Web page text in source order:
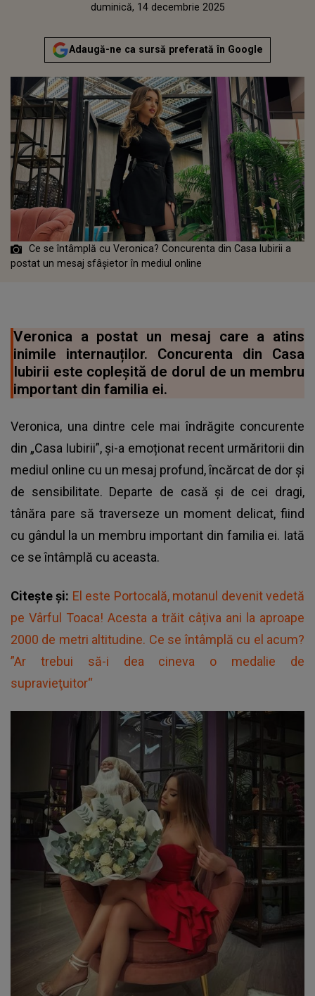
Publicat:
duminică, 14 decembrie 2025
Adaugă-ne ca sursă preferată în Google
Ce se întâmplă cu Veronica? Concurenta din Casa Iubirii a
postat un mesaj sfâșietor în mediul online
Veronica a postat un mesaj care a atins
inimile internauților. Concurenta din Casa
Iubirii este copleșită de dorul de un membru
important din familia ei.
Veronica, una dintre cele mai îndrăgite concurente
din „Casa Iubirii”, și-a emoționat recent urmăritorii din
mediul online cu un mesaj profund, încărcat de dor și
de sensibilitate. Departe de casă și de cei dragi,
tânăra pare să traverseze un moment delicat, fiind
cu gândul la un membru important din familia ei. Iată
ce se întâmplă cu aceasta.
Citește și: El este Portocală, motanul devenit vedetă
pe Vârful Toaca! Acesta a trăit câțiva ani la aproape
2000 de metri altitudine. Ce se întâmplă cu el acum?
”Ar trebui să-i dea cineva o medalie de
supravieţuitor“